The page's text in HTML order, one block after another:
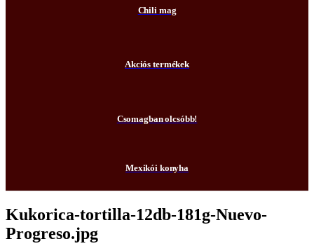
Chili mag
Akciós termékek
Csomagban olcsóbb!
Mexikói konyha
Kukorica-tortilla-12db-181g-Nuevo-
Progreso.jpg